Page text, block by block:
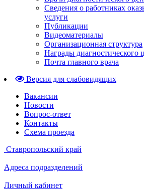
Сведения о работниках
услуги
Публикации
Видеоматериалы
Организационная структура
Награды диагностического
Почта главного врача
Версия для слабовидящих
Вакансии
Новости
Вопрос-ответ
Контакты
Схема проезда
Ставропольский край
Адреса подразделений
Личный кабинет